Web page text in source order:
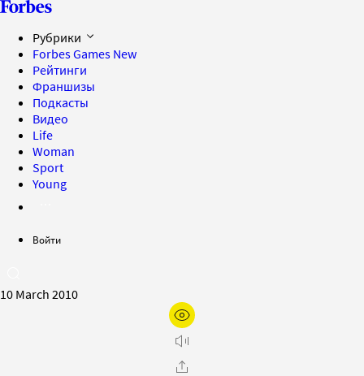
Рубрики
Forbes Games New
Рейтинги
Франшизы
Подкасты
Видео
Life
Woman
Sport
Young
Войти
10 March 2010